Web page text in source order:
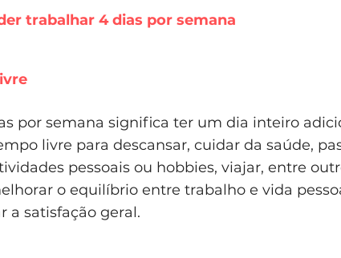
trabalhar 4 dias por semana
por semana significa ter um dia inteiro
livre para descansar, cuidar da saúde,
pessoais ou hobbies, viajar, entre
o equilíbrio entre trabalho e vida
a satisfação geral.